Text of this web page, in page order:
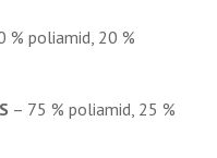
% poliamid, 20 %
– 75 % poliamid, 25 %